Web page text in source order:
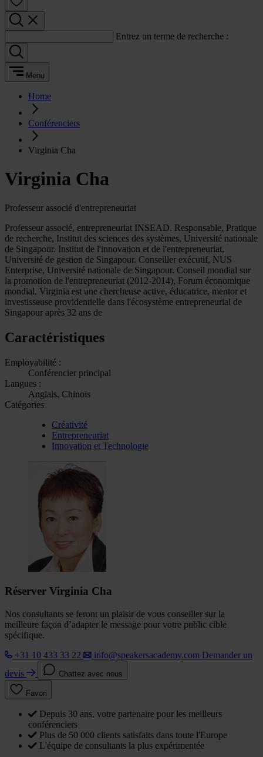
Entrez un terme de recherche :
Menu
Home
Conférenciers
Virginia Cha
Virginia Cha
Professeur associé d'entrepreneuriat
Professeur associé, entrepreneuriat INSEAD. Responsable, Pratique
de recherche, Institut des sciences des systèmes, Université nationale
de Singapour. Institut de l'innovation et de l'entrepreneuriat,
Université de gestion de Singapour. Conseiller exécutif, NUS
Enterprise, Université nationale de Singapour. Conseil mondial sur
la promotion de l'entrepreneuriat (2012-2014), Forum économique
mondial. Virginia est une chercheuse active, éducatrice, mentor et
investisseuse providentielle dans l'écosystème entrepreneurial de
Singapour après 32 ans de
Caractéristiques
Employabilité :
Conférencier principal
Langues :
Anglais, Chinois
Catégories
Créativité
Entrepreneuriat
Innovation et Technologie
Réserver Virginia Cha
Nos consultants se feront un plaisir de vous conseiller sur la
meilleure façon d’adapter le message pour votre public cible
spécifique.
+31 10 433 33 22
info@speakersacademy.com Demander un
devis
Chattez avec nous
Favori
Depuis 30 ans, votre partenaire pour les meilleurs
conférenciers
Plus de 50 000 clients satisfaits dans toute l'Europe
L'équipe de consultants la plus expérimentée